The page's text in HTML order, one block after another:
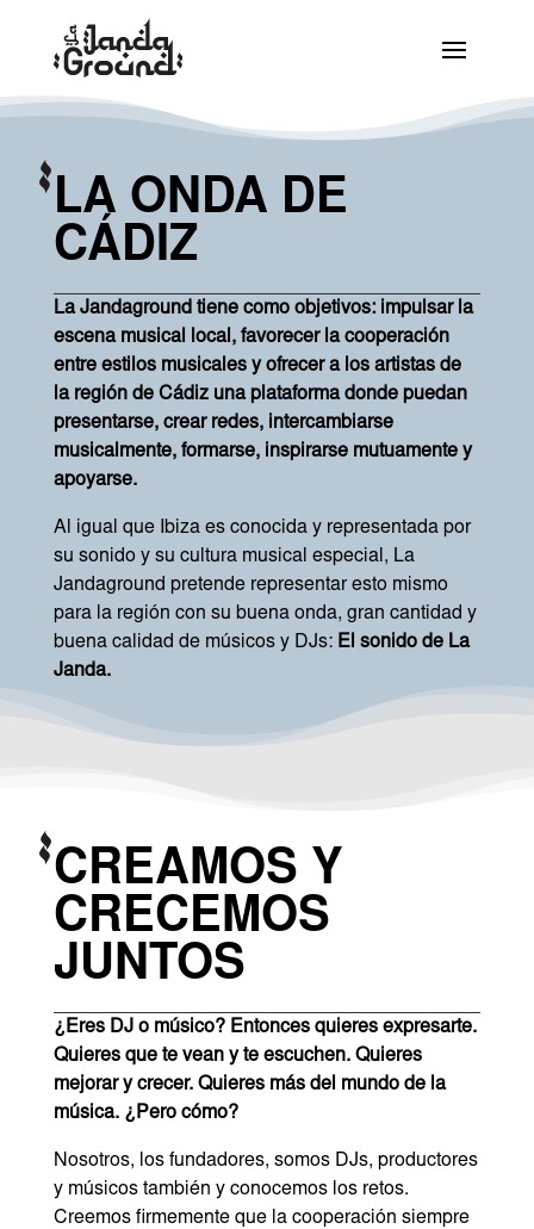
LA ONDA DE
CÁDIZ
La Jandaground tiene como objetivos: impulsar la
escena musical local, favorecer la cooperación
entre estilos musicales y ofrecer a los artistas de
la región de Cádiz una plataforma donde puedan
presentarse, crear redes, intercambiarse
musicalmente, formarse, inspirarse mutuamente y
apoyarse.
Al igual que Ibiza es conocida y representada por
su sonido y su cultura musical especial, La
Jandaground pretende representar esto mismo
para la región con su buena onda, gran cantidad y
buena calidad de músicos y DJs: El sonido de La
Janda.
CREAMOS Y
CRECEMOS
JUNTOS
¿Eres DJ o músico? Entonces quieres expresarte.
Quieres que te vean y te escuchen. Quieres
mejorar y crecer. Quieres más del mundo de la
música. ¿Pero cómo?
Nosotros, los fundadores, somos DJs, productores
y músicos también y conocemos los retos.
Creemos firmemente que la cooperación siempre